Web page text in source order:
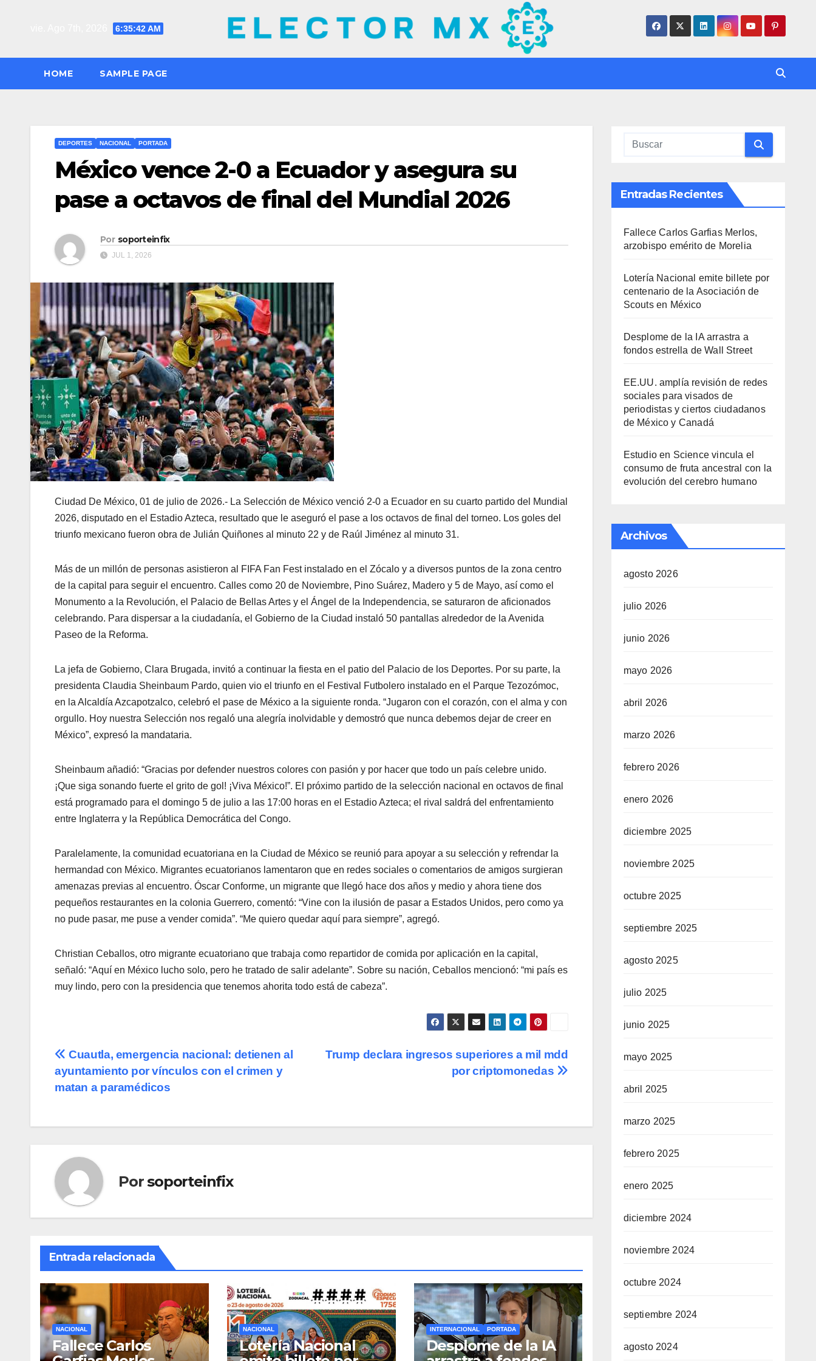
6:35:43 AM
HOME SAMPLE PAGE
DEPORTES NACIONAL PORTADA
México vence 2-0 a Ecuador y asegura su
pase a octavos de final del Mundial 2026
Por soporteinfix
JUL 1, 2026
Ciudad De México, 01 de julio de 2026.- La Selección de México venció 2-0 a Ecuador en su cuarto partido del Mundial
2026, disputado en el Estadio Azteca, resultado que le aseguró el pase a los octavos de final del torneo. Los goles del
triunfo mexicano fueron obra de Julián Quiñones al minuto 22 y de Raúl Jiménez al minuto 31.
Más de un millón de personas asistieron al FIFA Fan Fest instalado en el Zócalo y a diversos puntos de la zona centro
de la capital para seguir el encuentro. Calles como 20 de Noviembre, Pino Suárez, Madero y 5 de Mayo, así como el
Monumento a la Revolución, el Palacio de Bellas Artes y el Ángel de la Independencia, se saturaron de aficionados
celebrando. Para dispersar a la ciudadanía, el Gobierno de la Ciudad instaló 50 pantallas alrededor de la Avenida
Paseo de la Reforma.
La jefa de Gobierno, Clara Brugada, invitó a continuar la fiesta en el patio del Palacio de los Deportes. Por su parte, la
presidenta Claudia Sheinbaum Pardo, quien vio el triunfo en el Festival Futbolero instalado en el Parque Tezozómoc,
en la Alcaldía Azcapotzalco, celebró el pase de México a la siguiente ronda. “Jugaron con el corazón, con el alma y con
orgullo. Hoy nuestra Selección nos regaló una alegría inolvidable y demostró que nunca debemos dejar de creer en
México”, expresó la mandataria.
Sheinbaum añadió: “Gracias por defender nuestros colores con pasión y por hacer que todo un país celebre unido.
¡Que siga sonando fuerte el grito de gol! ¡Viva México!”. El próximo partido de la selección nacional en octavos de final
está programado para el domingo 5 de julio a las 17:00 horas en el Estadio Azteca; el rival saldrá del enfrentamiento
entre Inglaterra y la República Democrática del Congo.
Paralelamente, la comunidad ecuatoriana en la Ciudad de México se reunió para apoyar a su selección y refrendar la
hermandad con México. Migrantes ecuatorianos lamentaron que en redes sociales o comentarios de amigos surgieran
amenazas previas al encuentro. Óscar Conforme, un migrante que llegó hace dos años y medio y ahora tiene dos
pequeños restaurantes en la colonia Guerrero, comentó: “Vine con la ilusión de pasar a Estados Unidos, pero como ya
no pude pasar, me puse a vender comida”. “Me quiero quedar aquí para siempre”, agregó.
Christian Ceballos, otro migrante ecuatoriano que trabaja como repartidor de comida por aplicación en la capital,
señaló: “Aquí en México lucho solo, pero he tratado de salir adelante”. Sobre su nación, Ceballos mencionó: “mi país es
muy lindo, pero con la presidencia que tenemos ahorita todo está de cabeza”.
Navegación
de
Trump declara ingresos superiores a mil mdd
por criptomonedas
Cuautla, emergencia nacional: detienen al
ayuntamiento por vínculos con el crimen y
matan a paramédicos
Porsoporteinfix
Entrada relacionada
NACIONAL
Fallece Carlos
NACIONAL
Lotería Nacional
INTERNACIONAL PORTADA
Desplome de la IA
Entradas Recientes
Fallece Carlos Garfias Merlos,
arzobispo emérito de Morelia
Lotería Nacional emite billete por
centenario de la Asociación de
Scouts en México
Desplome de la IA arrastra a
fondos estrella de Wall Street
EE.UU. amplía revisión de redes
sociales para visados de
periodistas y ciertos ciudadanos
de México y Canadá
Estudio en Science vincula el
consumo de fruta ancestral con la
evolución del cerebro humano
Archivos
agosto 2026
julio 2026
junio 2026
mayo 2026
abril 2026
marzo 2026
febrero 2026
enero 2026
diciembre 2025
noviembre 2025
octubre 2025
septiembre 2025
agosto 2025
julio 2025
junio 2025
mayo 2025
abril 2025
marzo 2025
febrero 2025
enero 2025
diciembre 2024
noviembre 2024
octubre 2024
septiembre 2024
agosto 2024